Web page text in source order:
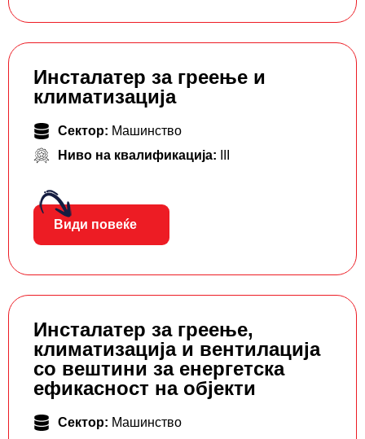
Инсталатер за греење и
климатизација
Сектор: Машинство
Ниво на квалификација:
Види повеќе
Инсталатер за греење,
климатизација и вентилација
со вештини за енергетска
ефикасност на објекти
Сектор: Машинство